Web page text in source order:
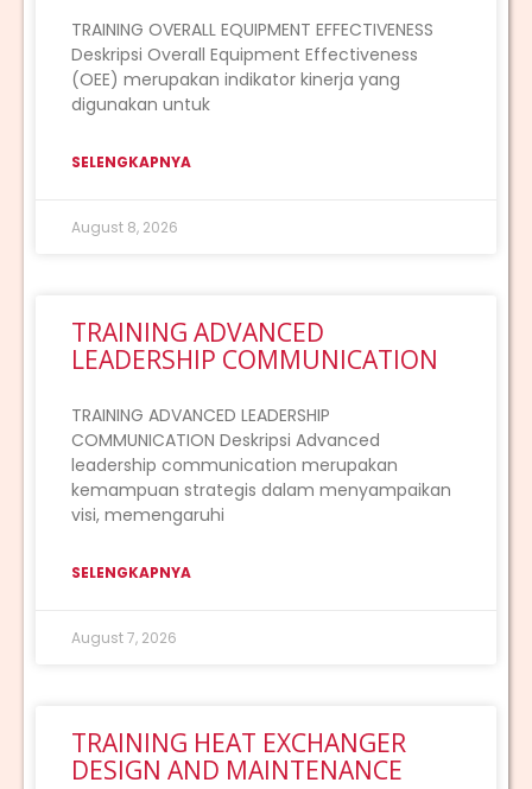
TRAINING OVERALL EQUIPMENT EFFECTIVENESS
Deskripsi Overall Equipment Effectiveness
(OEE) merupakan indikator kinerja yang
digunakan untuk
SELENGKAPNYA
August 8, 2026
TRAINING ADVANCED
LEADERSHIP COMMUNICATION
TRAINING ADVANCED LEADERSHIP
COMMUNICATION Deskripsi Advanced
leadership communication merupakan
kemampuan strategis dalam menyampaikan
visi, memengaruhi
SELENGKAPNYA
August 7, 2026
TRAINING HEAT EXCHANGER
DESIGN AND MAINTENANCE